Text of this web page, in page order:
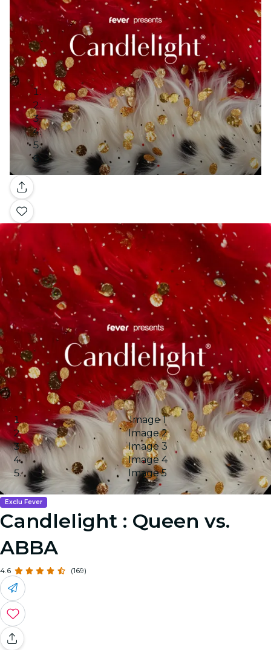
Galerie
Image 1
Image 2
Image 3
Image 4
Image 5
Exclu Fever
Candlelight : Queen vs.
ABBA
4.6 (169)